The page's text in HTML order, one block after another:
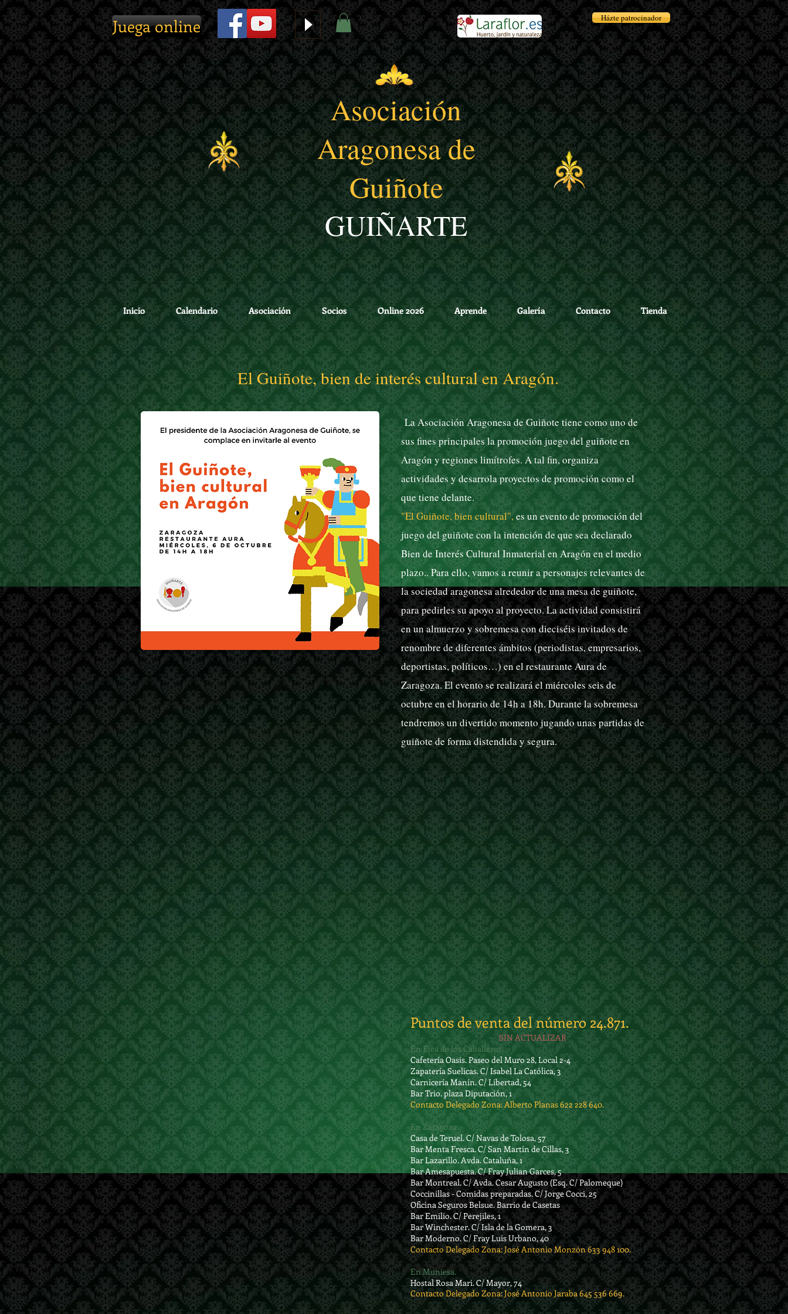
Juega online Házte patrocinador
Asociación
Aragonesa de
Guiñote
GUIÑARTE
Inicio Calendario Asociación Socios Online 2026 Aprende Galería Contacto Tienda
El Guiñote, bien de interés cultural en Aragón.
La Asociación Aragonesa de Guiñote tiene como uno de
sus fines principales la promoción juego del guiñote en
Aragón y regiones limítrofes. A tal fin, organiza
actividades y desarrola proyectos de promoción como el
que tiene delante.
"El Guiñote, bien cultural",es un evento de promoción del
juego del guiñote con la intención de que sea declarado
Bien de Interés Cultural Inmaterial en Aragón en el medio
plazo.. Para ello, vamos a reunir a personajes relevantes de
la sociedad aragonesa alrededor de una mesa de guiñote,
para pedirles su apoyo al proyecto. La actividad consistirá
en un almuerzo y sobremesa con dieciséis invitados de
renombre de diferentes ámbitos (periodistas, empresarios,
deportistas, políticos…) en el restaurante Aura de
Zaragoza. El evento se realizará el miércoles seis de
octubre en el horario de 14h a 18h. Durante la sobremesa
tendremos un divertido momento jugando unas partidas de
guiñote de forma distendida y segura.
Puntos de venta del número 24.871.
SIN ACTUALIZAR
En Ejea de los Caballeros.
Cafetería Oasis. Paseo del Muro 28, Local 2-4
Zapatería Suelicas. C/ Isabel La Católica, 3
Carnicería Manín. C/ Libertad, 54
Bar Trio. plaza Diputación, 1
Contacto Delegado Zona: Alberto Planas 622 228 640.
En Zaragoza.
Casa de Teruel. C/ Navas de Tolosa, 57
Bar Menta Fresca. C/ San Martín de Cillas, 3
Bar Lazarillo. Avda. Cataluña, 1
Bar Amesapuesta. C/ Fray Julian Garces, 5
Bar Montreal. C/ Avda. Cesar Augusto (Esq. C/ Palomeque)
Coccinillas - Comidas preparadas. C/ Jorge Cocci, 25
Oficina Seguros Belsue. Barrio de Casetas
Bar Emilio. C/ Perejiles, 1
Bar Winchester. C/ Isla de la Gomera, 3
Bar Moderno. C/ Fray Luis Urbano, 40
Contacto Delegado Zona: José Antonio Monzón 633 948 100.
En Muniesa.
Hostal Rosa Mari. C/ Mayor, 74
Contacto Delegado Zona: José Antonio Jaraba 645 536 669.